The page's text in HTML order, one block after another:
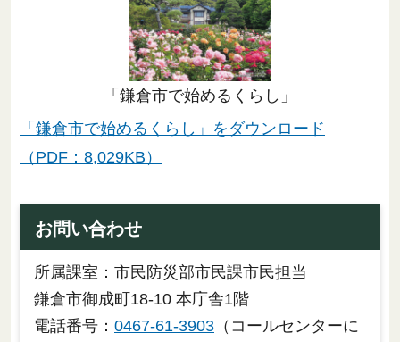
「鎌倉市で始めるくらし」
「鎌倉市で始めるくらし」をダウンロード
（PDF：8,029KB）
お問い合わせ
所属課室：市民防災部市民課市民担当
鎌倉市御成町18-10 本庁舎1階
電話番号： 0467-61-3903 （コールセンターに